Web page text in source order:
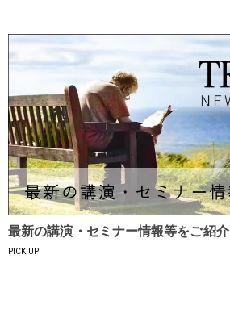
最新の講演・セミナー情報等をご紹介
PICK UP